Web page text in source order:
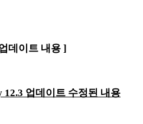
데이트 내용 ]
12.3 업데이트 수정된 내용